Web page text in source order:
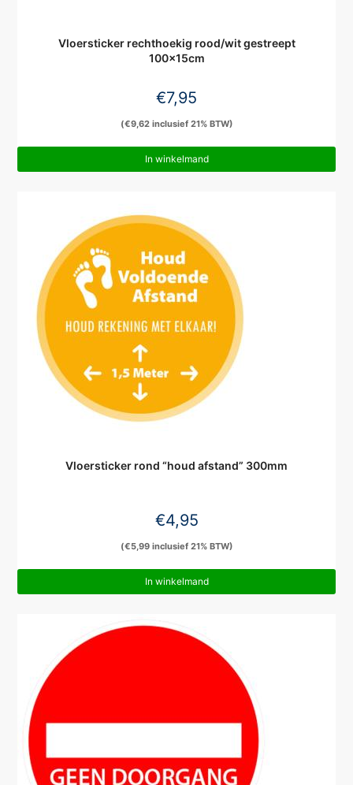
Vloersticker rechthoekig rood/wit gestreept
100x15cm
€7,95
(€9,62inclusief 21% BTW)
In winkelmand
Vloersticker rond “houd afstand” 300mm
€4,95
(€5,99inclusief 21% BTW)
In winkelmand